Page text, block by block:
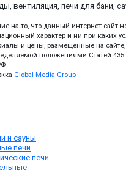
вентиляция, печи для бани,
на то, что данный интернет-сайт
характер и ни при каких
и цены, размещенные на
положениями Статей 435
Global Media Group
и сауны
печи
печи